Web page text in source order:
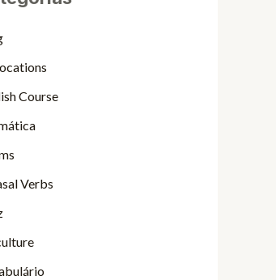
Course
Verbs